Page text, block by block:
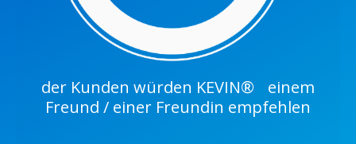
der Kunden würden KEVIN® einem
Freund / einer Freundin empfehlen